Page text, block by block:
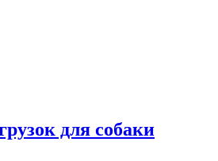
для собаки